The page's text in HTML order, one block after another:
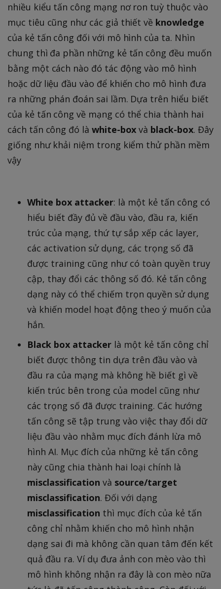
nhiều kiểu tấn công mạng nơ ron tuỳ thuộc vào
mục tiêu cũng như các giả thiết về knowledge
của kẻ tấn công đối với mô hình của ta. Nhìn
chung thì đa phần những kẻ tấn công đều muốn
bằng một cách nào đó tác động vào mô hình
hoặc dữ liệu đầu vào để khiến cho mô hình đưa
ra những phán đoán sai lầm. Dựa trên hiểu biết
của kẻ tấn công về mạng có thể chia thành hai
cách tấn công đó là white-box và black-box. Đây
giống như khải niệm trong kiểm thử phần mềm
vậy
White box attacker: là một kẻ tấn công có
hiểu biết đầy đủ về đầu vào, đầu ra, kiến
trúc của mạng, thứ tự sắp xếp các layer,
các activation sử dụng, các trọng số đã
được training cũng như có toàn quyền truy
cập, thay đổi các thông số đó. Kẻ tấn công
dạng này có thể chiếm trọn quyền sử dụng
và khiến model hoạt động theo ý muốn của
hắn.
Black box attacker là một kẻ tấn công chỉ
biết được thông tin dựa trên đầu vào và
đầu ra của mạng mà không hề biết gì về
kiến trúc bên trong của model cũng như
các trọng số đã được training. Các hướng
tấn công sẽ tập trung vào việc thay đổi dữ
liệu đầu vào nhằm mục đích đánh lừa mô
hình AI. Mục đích của những kẻ tấn công
này cũng chia thành hai loại chính là
misclassification và source/target
misclassification. Đối với dạng
misclassification thì mục đích của kẻ tấn
công chỉ nhằm khiến cho mô hình nhận
dạng sai đi mà không cần quan tâm đến kết
quả đầu ra. Ví dụ đưa ảnh con mèo vào thì
mô hình không nhận ra đây là con mèo nữa